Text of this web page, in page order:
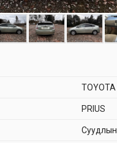
TOYOTA
PRIUS
Суудлын